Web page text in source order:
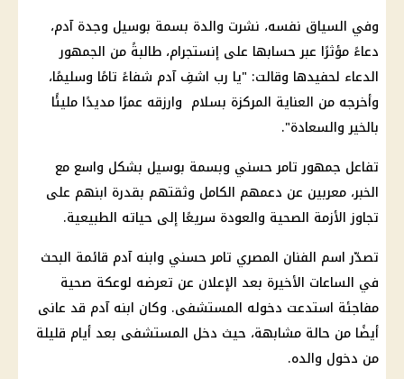
وفي السياق نفسه، نشرت والدة بسمة بوسيل وجدة آدم،
دعاءً مؤثرًا عبر حسابها على إنستجرام، طالبةً من الجمهور
الدعاء لحفيدها وقالت: "يا رب اشفِ آدم شفاءً تامًا وسليمًا،
وأخرجه من العناية المركزة بسلام وارزقه عمرًا مديدًا مليئًا
بالخير والسعادة".
تفاعل جمهور تامر حسني وبسمة بوسيل بشكل واسع مع
الخبر، معربين عن دعمهم الكامل وثقتهم بقدرة ابنهم على
تجاوز الأزمة الصحية والعودة سريعًا إلى حياته الطبيعية.
تصدّر اسم الفنان المصري تامر حسني وابنه آدم قائمة البحث
في الساعات الأخيرة بعد الإعلان عن تعرضه لوعكة صحية
مفاجئة استدعت دخوله المستشفى. وكان ابنه آدم قد عانى
أيضًا من حالة مشابهة، حيث دخل المستشفى بعد أيام قليلة
من دخول والده.